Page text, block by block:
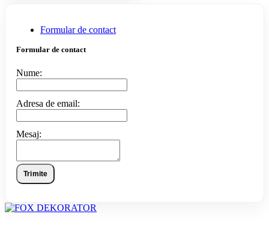
Formular de contact
Formular de contact
Nume:
Adresa de email:
Mesaj:
Trimite